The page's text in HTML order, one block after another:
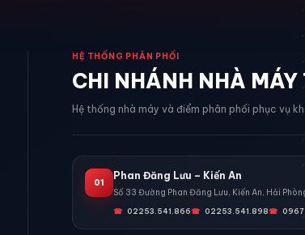
HỆ THỐNG PHÂN PHỐI
CHI NHÁNH NHÀ MÁY
Hệ thống nhà máy và điểm phân phối phục vụ
01
Phan Đăng Lưu – Kiến An
Số 33 Đường Phan Đăng Lưu, Kiến An, Hải
02253.541.866 02253.541.898